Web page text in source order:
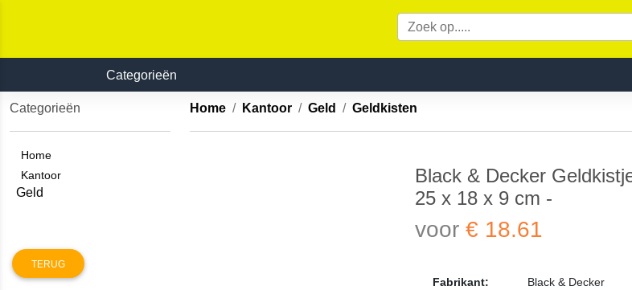
Categorieën
Categorieën
Home
Kantoor
Geld
TERUG
Home Kantoor Geld Geldkisten
Black & Decker
- 25 x 18 x 9 cm -
voor € 18.61
Fabrikant:
Black & Decker